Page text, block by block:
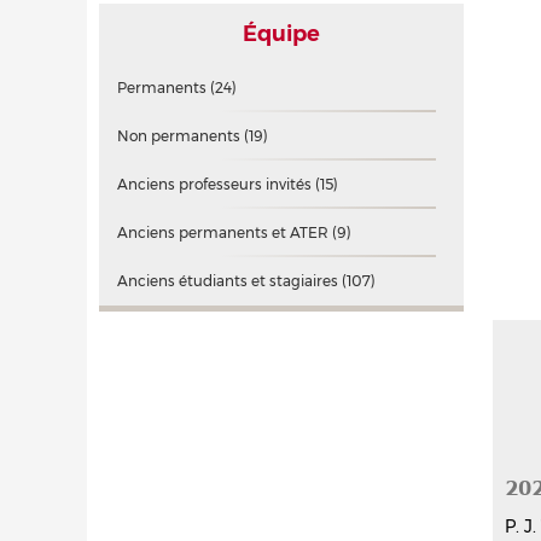
P.
Équipe
Permanents (24)
Non permanents (19)
Anciens professeurs invités (15)
Anciens permanents et ATER (9)
Anciens étudiants et stagiaires (107)